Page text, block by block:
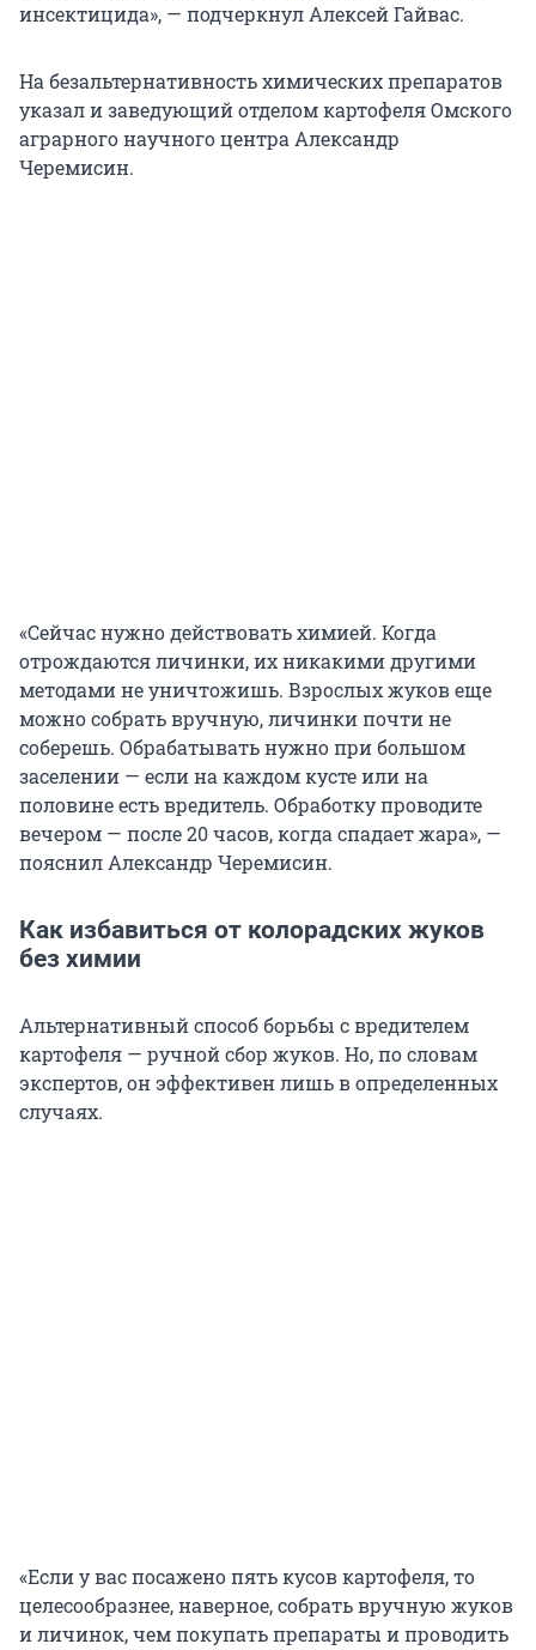
инсектицида», — подчеркнул Алексей Гайвас.
На безальтернативность химических препаратов
указал и заведующий отделом картофеля Омского
аграрного научного центра Александр
Черемисин.
«Сейчас нужно действовать химией. Когда
отрождаются личинки, их никакими другими
методами не уничтожишь. Взрослых жуков еще
можно собрать вручную, личинки почти не
соберешь. Обрабатывать нужно при большом
заселении — если на каждом кусте или на
половине есть вредитель. Обработку проводите
вечером — после 20 часов, когда спадает жара», —
пояснил Александр Черемисин.
Как избавиться от колорадских жуков
без химии
Альтернативный способ борьбы с вредителем
картофеля — ручной сбор жуков. Но, по словам
экспертов, он эффективен лишь в определенных
случаях.
«Если у вас посажено пять кусов картофеля, то
целесообразнее, наверное, собрать вручную жуков
и личинок, чем покупать препараты и проводить